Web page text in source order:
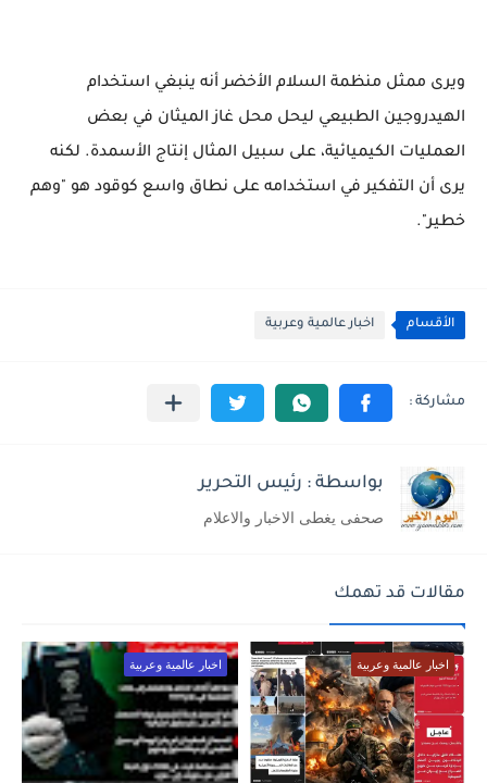
ويرى ممثل منظمة السلام الأخضر أنه ينبغي استخدام
الهيدروجين الطبيعي ليحل محل غاز الميثان في بعض
العمليات الكيميائية، على سبيل المثال إنتاج الأسمدة. لكنه
يرى أن التفكير في استخدامه على نطاق واسع كوقود هو "وهم
خطير".
الأقسام اخبار عالمية وعربية
بواسطة : رئيس التحرير
صحفى يغطى الاخبار والاعلام
مقالات قد تهمك
اخبار عالمية وعربية اخبار عالمية وعربية